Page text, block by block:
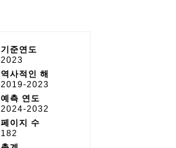
기준연도
2023
역사적인 해
2019-2023
예측 연도
2024-2032
페이지 수
182